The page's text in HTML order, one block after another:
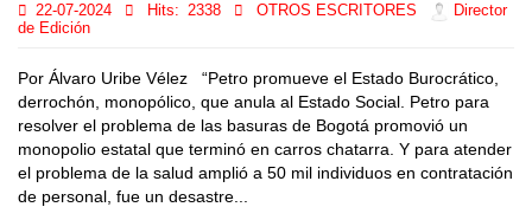
22-07-2024 Hits: 2338 OTROS ESCRITORES
Director
de Edición
Por Álvaro Uribe Vélez “Petro promueve el Estado Burocrático,
derrochón, monopólico, que anula al Estado Social. Petro para
resolver el problema de las basuras de Bogotá promovió un
monopolio estatal que terminó en carros chatarra. Y para atender
el problema de la salud amplió a 50 mil individuos en contratación
de personal, fue un desastre...